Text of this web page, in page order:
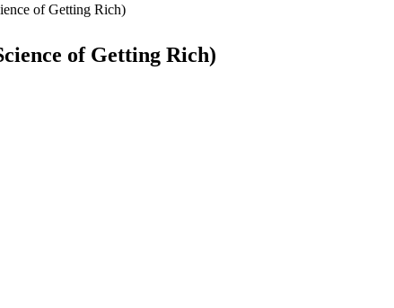
of Getting Rich)
of Getting Rich)